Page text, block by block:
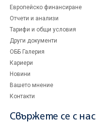
Европейско финансиране
Отчети и анализи
Тарифи и общи условия
Други документи
ОББ Галерия
Кариери
Новини
Вашето мнение
Контакти
Свържете се с нас